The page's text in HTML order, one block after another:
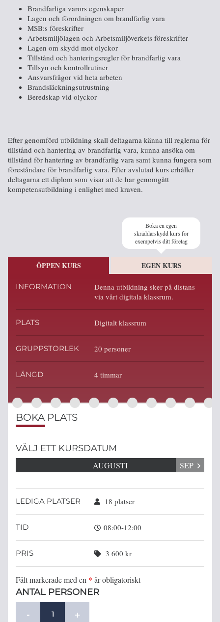
Brandfarliga varors egenskaper
Lagen och förordningen om brandfarlig vara
MSB:s föreskrifter
Arbetsmiljölagen och Arbetsmiljöverkets föreskrifter
Lagen om skydd mot olyckor
Tillstånd och hanteringsregler för brandfarlig vara
Tillsyn och kontrollrutiner
Ansvarsfrågor vid heta arbeten
Brandsläckningsutrustning
Beredskap vid olyckor
Efter genomförd utbildning skall deltagarna känna till reglerna för
tillstånd och hantering av brandfarlig vara, kunna ansöka om
tillstånd för hantering av brandfarlig vara samt kunna fungera som
föreståndare för brandfarlig vara. Efter avslutad kurs erhåller
deltagarna ett diplom som visar att de har genomgått
kompetensutbildning i enlighet med kraven.
Boka en egen
skräddarskydd kurs för
exempelvis ditt företag
ÖPPEN KURS EGEN KURS
INFORMATION
Denna utbildning sker på distans
via vårt digitala klassrum.
PLATS Digitalt klassrum
GRUPPSTORLEK 20 personer
LÄNGD 4 timmar
BOKA PLATS
VÄLJ ETT KURSDATUM
AUGUSTI SEP
LEDIGA PLATSER 18 platser
TID 08:00-12:00
PRIS 3 600 kr
Fält markerade med en * är obligatoriskt
ANTAL PERSONER
- +